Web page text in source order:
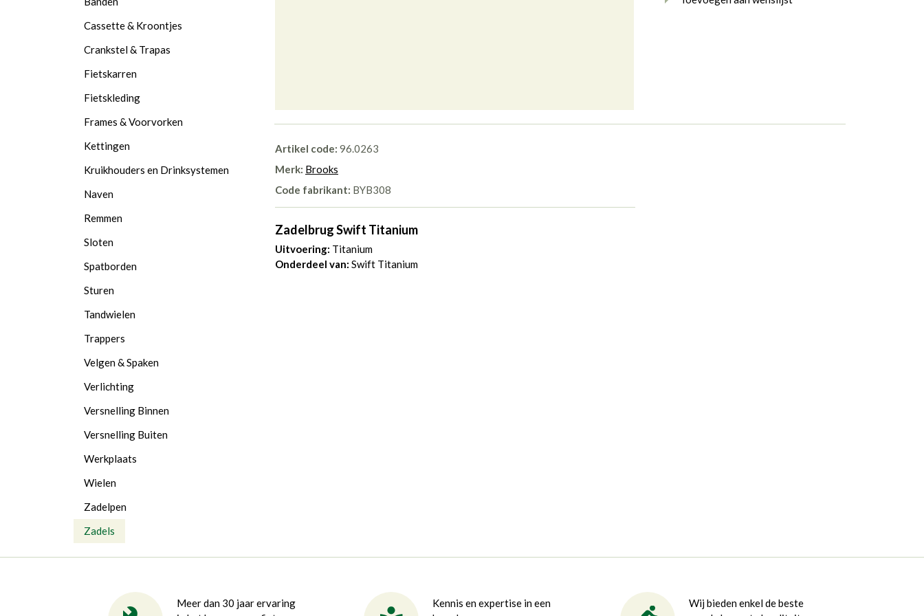
Artikel code: 96.0263
Merk: Brooks
Code fabrikant: BYB308
Zadelbrug Swift Titanium
Uitvoering: Titanium
Onderdeel van: Swift Titanium
Cassette & Kroontjes
Crankstel & Trapas
Fietskarren
Fietskleding
Frames & Voorvorken
Kettingen
Kruikhouders en Drinksystemen
Naven
Remmen
Sloten
Spatborden
Sturen
Tandwielen
Trappers
Velgen & Spaken
Verlichting
Versnelling Binnen
Versnelling Buiten
Werkplaats
Wielen
Zadelpen
Zadels
Meer dan 30 jaar ervaring
Kennis en expertise in een
Wij bieden enkel de beste